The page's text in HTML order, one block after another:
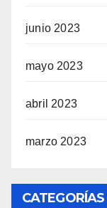
junio 2023
mayo 2023
abril 2023
marzo 2023
CATEGORÍAS